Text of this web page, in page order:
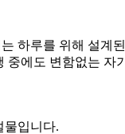
하루를 위해 설계
중에도 변함없는
물입니다.